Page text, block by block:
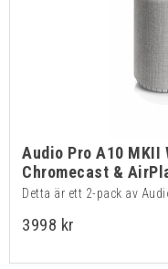
Audio Pro A10 MKII
Chromecast &
Detta är ett 2-pack av
3998 kr